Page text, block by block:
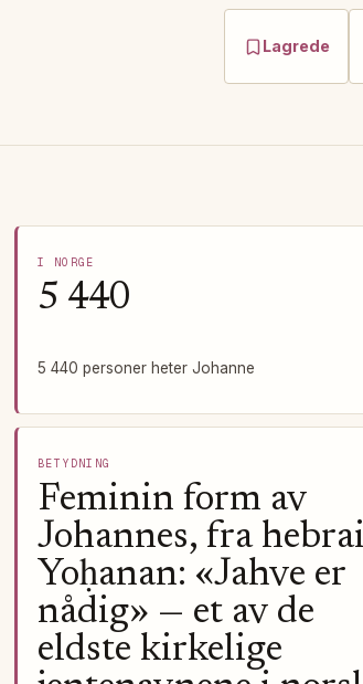
Lagrede
I NORGE
5 440
5 440 personer heter Johanne
BETYDNING
Feminin form av
Johannes, fra
Yoḥanan: «Jahve er
nådig» — et av de
eldste kirkelige